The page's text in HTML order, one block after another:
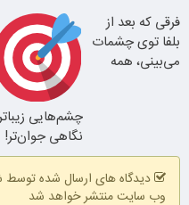
بلفا با 25%
تخفیف
24ماه ماندگاری
جوان شو
فرقی که بعد از
بلفا توی چشمات
می‌بینی، همه
چشم‌هایی
نگاهی جوان‌تر!
دیدگاه های ارسال شده توسط
وب سایت منتشر خواهد شد